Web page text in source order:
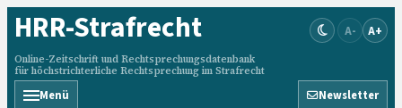
HRR-Strafrecht
Online-Zeitschrift und Rechtsprechungsdatenbank
für höchstrichterliche Rechtsprechung im Strafrecht
A- A+
Menü Newsletter